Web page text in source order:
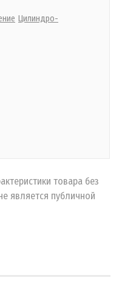
Цилиндро-
товара без
является публичной